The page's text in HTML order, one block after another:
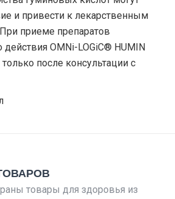
и привести к лекарственным
приеме препаратов
действия OMNi-LOGiC® HUMIN
после консультации с
товары для здоровья из